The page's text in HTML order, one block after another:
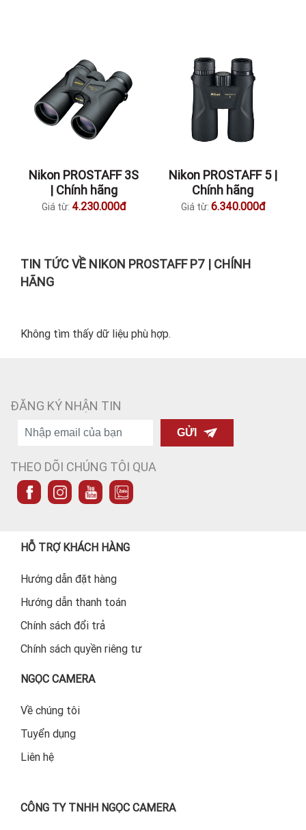
Nikon PROSTAFF 3S
| Chính hãng
Giá từ: 4.230.000đ
Nikon PROSTAFF 5 |
Chính hãng
Giá từ: 6.340.000đ
TIN TỨC VỀ NIKON PROSTAFF P7 | CHÍNH
HÃNG
Không tìm thấy dữ liệu phù hợp.
ĐĂNG KÝ NHẬN TIN
GỬI
THEO DÕI CHÚNG TÔI QUA
HỖ TRỢ KHÁCH HÀNG
Hướng dẫn đặt hàng
Hướng dẫn thanh toán
Chính sách đổi trả
Chính sách quyền riêng tư
NGỌC CAMERA
Về chúng tôi
Tuyển dụng
Liên hệ
CÔNG TY TNHH NGỌC CAMERA